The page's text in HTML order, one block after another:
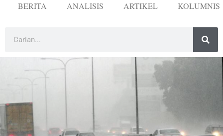
BERITA ANALISIS ARTIKEL KOLUMNIS